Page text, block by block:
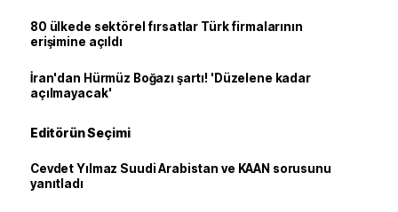
80 ülkede sektörel fırsatlar Türk firmalarının
erişimine açıldı
İran'dan Hürmüz Boğazı şartı! 'Düzelene kadar
açılmayacak'
Editörün Seçimi
Cevdet Yılmaz Suudi Arabistan ve KAAN sorusunu
yanıtladı